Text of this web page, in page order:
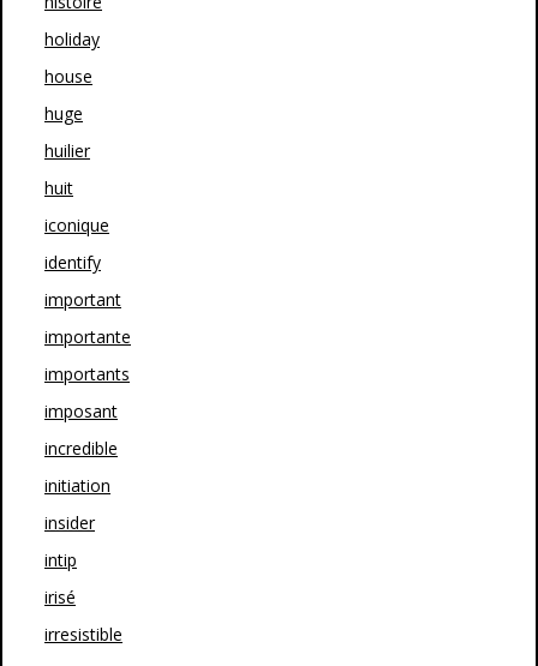
holiday
house
huge
huilier
huit
iconique
identify
important
importante
importants
imposant
incredible
initiation
insider
intip
irisé
irresistible